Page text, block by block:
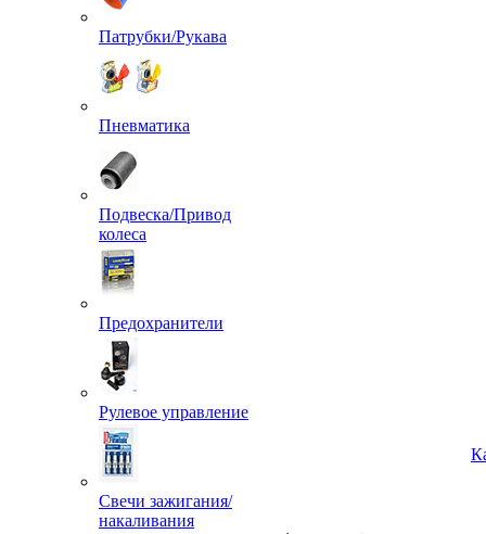
Патрубки/Рукава
Пневматика
Подвеска/Привод
колеса
Предохранители
Рулевое управление
Свечи зажигания/
накаливания